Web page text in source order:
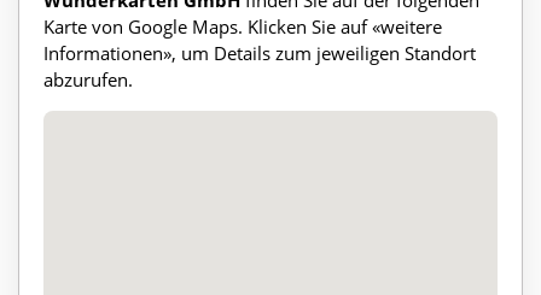
Karte von Google Maps. Klicken Sie auf «weitere
Informationen», um Details zum jeweiligen Standort
abzurufen.